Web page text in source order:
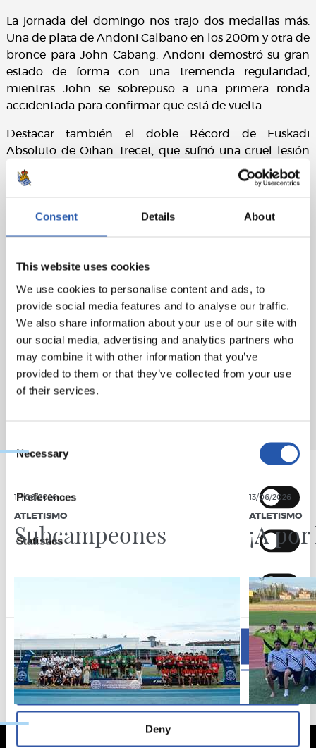
Consent Details About
This website uses cookies
We use cookies to personalise content and ads, to
provide social media features and to analyse our traffic.
We also share information about your use of our site with
our social media, advertising and analytics partners who
may combine it with other information that you’ve
provided to them or that they’ve collected from your use
of their services.
Selection
Necessary
Preferences
Statistics
Allow all
Allow selection
Deny
La jornada del domingo nos trajo dos medallas más.
Una de plata de Andoni Calbano en los 200m y otra de
bronce para John Cabang. Andoni demostró su gran
estado de forma con una tremenda regularidad,
mientras John se sobrepuso a una primera ronda
accidentada para confirmar que está de vuelta.
Destacar también el doble Récord de Euskadi
Absoluto de Oihan Trecet, que sufrió una cruel lesión
en la final de 60m.
siguientes atletas. Ignacio Sáez (4º 200m), Asier Añorga
lanzamiento de peso, fuera de concurso) y Lucas
14/06/2026
ATLETISMO
Subcampeones
13/06/2026
ATLETISMO
¡A